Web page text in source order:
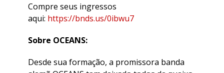
Compre seus ingressos
aqui: https://bnds.us/0ibwu7
Sobre OCEANS:
Desde sua formação, a promissora banda